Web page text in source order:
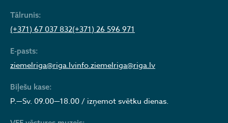
Tālrunis:
(+371) 67 037 832(+371) 26 596 971
E-pasts:
ziemelriga@riga.lvinfo.ziemelriga@riga.lv
Biļešu kase:
P.—Sv. 09.00—18.00 / izņemot svētku dienas.